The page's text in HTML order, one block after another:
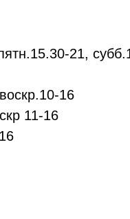
21,
16
11-16